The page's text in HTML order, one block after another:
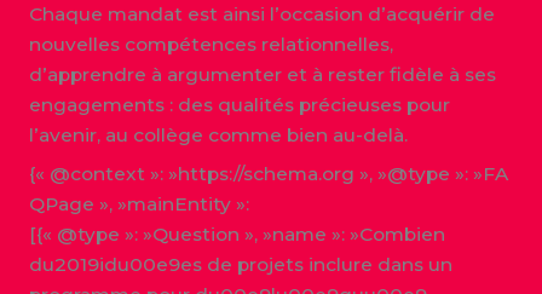
Chaque mandat est ainsi l’occasion d’acquérir de
nouvelles compétences relationnelles,
d’apprendre à argumenter et à rester fidèle à ses
engagements : des qualités précieuses pour
l’avenir, au collège comme bien au-delà.
{« @context »: »https://schema.org », »@type »: »FA
QPage », »mainEntity »:
[{« @type »: »Question », »name »: »Combien
du2019idu00e9es de projets inclure dans un